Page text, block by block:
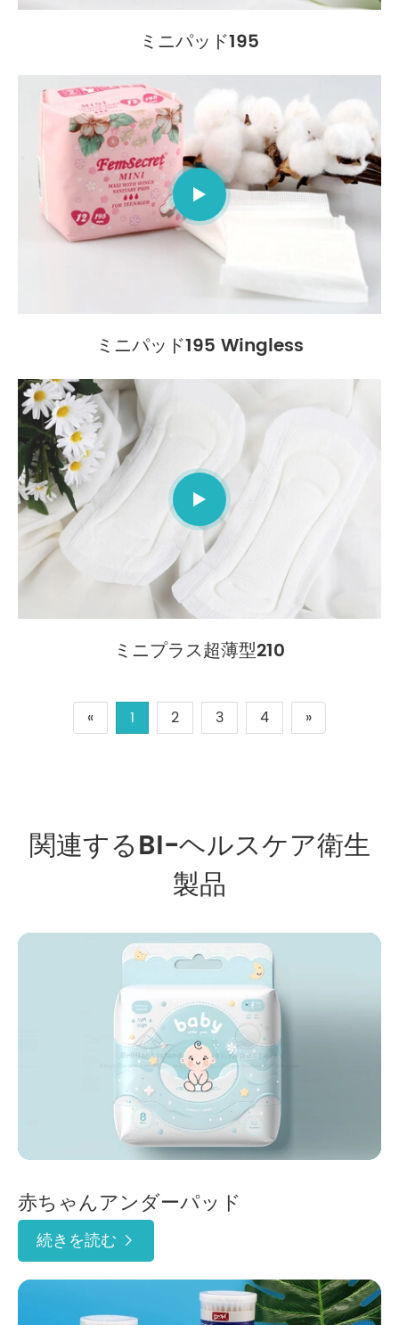
ミニパッド195

ミニパッド195 Wingless

ミニプラス超薄型210
« 1 2 3 4 »
関連するBI-ヘルスケア衛生
製品
赤ちゃんアンダーパッド
続きを読む 